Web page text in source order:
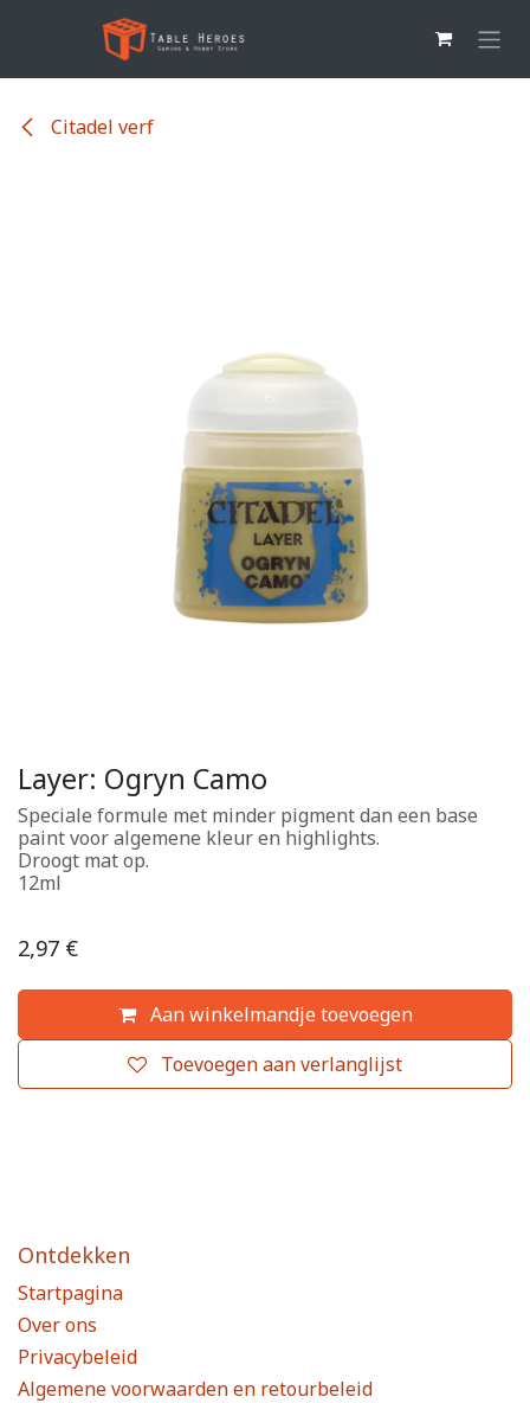
Overslaan naar inhoud
Citadel verf
Layer: Ogryn Camo
Speciale formule met minder pigment dan een base
paint voor algemene kleur en highlights.
Droogt mat op.
12ml
2,97 €
Aan winkelmandje toevoegen
Toevoegen aan verlanglijst
Ontdekken
Startpagina
Over ons
Privacybeleid
Algemene voorwaarden en retourbeleid